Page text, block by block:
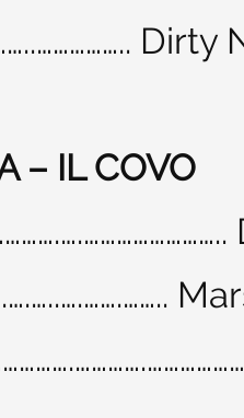
– IL COVO